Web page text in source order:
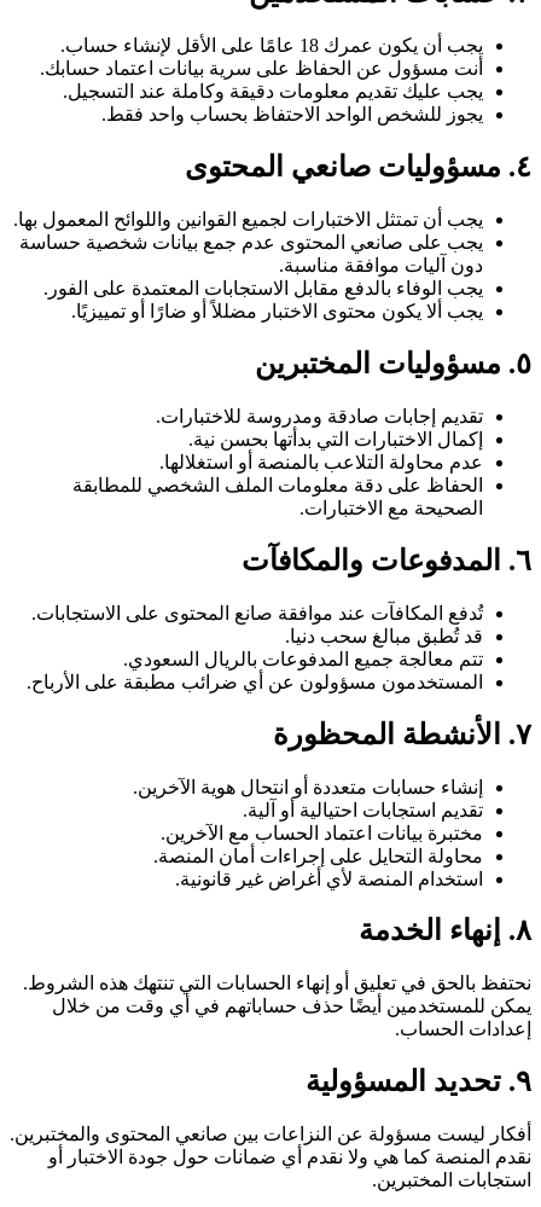
يجب أن يكون عمرك 18 عامًا على الأقل لإنشاء حساب.
أنت مسؤول عن الحفاظ على سرية بيانات اعتماد حسابك.
يجب عليك تقديم معلومات دقيقة وكاملة عند التسجيل.
يجوز للشخص الواحد الاحتفاظ بحساب واحد فقط.
٤. مسؤوليات صانعي المحتوى
يجب أن تمتثل الاختبارات لجميع القوانين واللوائح المعمول بها.
يجب على صانعي المحتوى عدم جمع بيانات شخصية حساسة
دون آليات موافقة مناسبة.
يجب الوفاء بالدفع مقابل الاستجابات المعتمدة على الفور.
يجب ألا يكون محتوى الاختبار مضللاً أو ضارًا أو تمييزيًا.
٥. مسؤوليات المختبرين
تقديم إجابات صادقة ومدروسة للاختبارات.
إكمال الاختبارات التي بدأتها بحسن نية.
عدم محاولة التلاعب بالمنصة أو استغلالها.
الحفاظ على دقة معلومات الملف الشخصي للمطابقة
الصحيحة مع الاختبارات.
٦. المدفوعات والمكافآت
تُدفع المكافآت عند موافقة صانع المحتوى على الاستجابات.
قد تُطبق مبالغ سحب دنيا.
تتم معالجة جميع المدفوعات بالريال السعودي.
المستخدمون مسؤولون عن أي ضرائب مطبقة على الأرباح.
٧. الأنشطة المحظورة
إنشاء حسابات متعددة أو انتحال هوية الآخرين.
تقديم استجابات احتيالية أو آلية.
مختبرة بيانات اعتماد الحساب مع الآخرين.
محاولة التحايل على إجراءات أمان المنصة.
استخدام المنصة لأي أغراض غير قانونية.
٨. إنهاء الخدمة
نحتفظ بالحق في تعليق أو إنهاء الحسابات التي تنتهك هذه الشروط.
يمكن للمستخدمين أيضًا حذف حساباتهم في أي وقت من خلال
إعدادات الحساب.
٩. تحديد المسؤولية
أفكار ليست مسؤولة عن النزاعات بين صانعي المحتوى والمختبرين.
نقدم المنصة كما هي ولا نقدم أي ضمانات حول جودة الاختبار أو
استجابات المختبرين.